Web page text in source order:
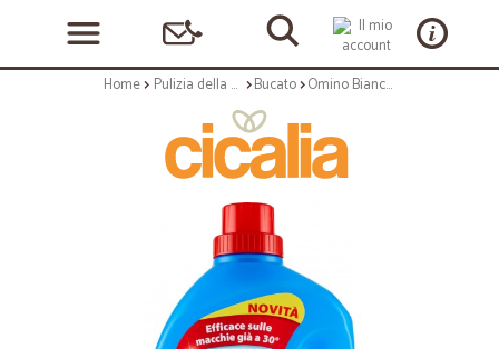
Home Pulizia della casa Bucato Omino Bianco, Candeggina Delicata, Elimina le Macchie e Rispetta i Colori, Brezza Marina, 2000ml